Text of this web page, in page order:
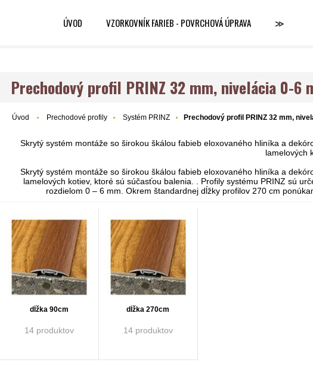
ÚVOD VZORKOVNÍK FARIEB - POVRCHOVÁ ÚPRAVA ≫
Prechodový profil PRINZ 32 mm, nivelácia 0-6
Úvod Prechodové profily Systém PRINZ Prechodový profil PRINZ 32 mm,
Skrytý systém montáže so širokou škálou fabieb eloxovaného hliníka a
lamelových
Skrytý systém montáže so širokou škálou fabieb eloxovaného hliníka a
lamelových kotiev, ktoré sú súčasťou balenia. . Profily systému PRINZ sú
rozdielom 0 – 6 mm. Okrem štandardnej dĺžky profilov 270 cm
dĺžka 90cm
14 produktov
dĺžka 270cm
14 produktov